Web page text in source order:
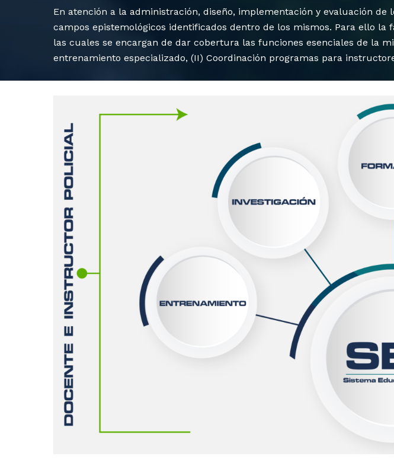
En atención a la administración, diseño, implementación y evaluación
campos epistemológicos identificados dentro de los mismos. Para ello
las cuales se encargan de dar cobertura las funciones esenciales de la
entrenamiento especializado, (II) Coordinación programas para